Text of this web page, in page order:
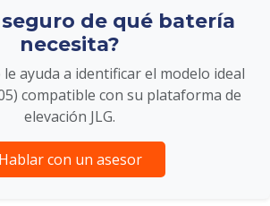
seguro de qué batería
necesita?
ayuda a identificar el modelo ideal
compatible con su plataforma de
elevación JLG.
Hablar con un asesor